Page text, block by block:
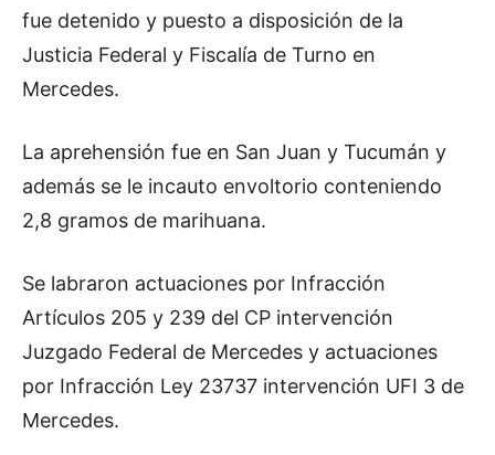
fue detenido y puesto a disposición de la
Justicia Federal y Fiscalía de Turno en
Mercedes.
La aprehensión fue en San Juan y Tucumán y
además se le incauto envoltorio conteniendo
2,8 gramos de marihuana.
Se labraron actuaciones por Infracción
Artículos 205 y 239 del CP intervención
Juzgado Federal de Mercedes y actuaciones
por Infracción Ley 23737 intervención UFI 3 de
Mercedes.